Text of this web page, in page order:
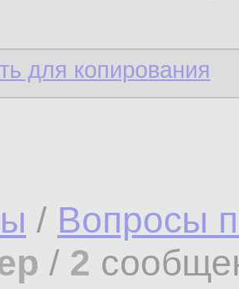
для копирования
/ Вопросы
/ 2